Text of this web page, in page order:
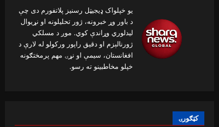
یو خپلواک ډیجیټل رسنیز پلاتفورم دی چې
د باور وړ خبرونه، ژور تحلیلونه او نړیوال
لیدلوري وړاندې کوي. موږ د مسلکي
ژورنالېزم او دقیق راپور ورکولو له لارې د
افغانستان، سیمې او نړۍ مهم پرمختګونه
خپلو مخاطبینو ته رسو.
کټګورۍ